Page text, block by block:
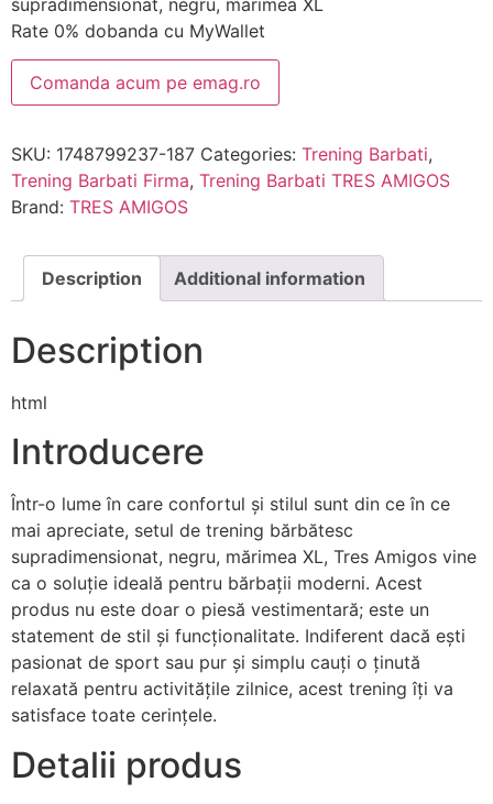
Rate 0% dobanda cu MyWallet
Comanda acum pe emag.ro
SKU: 1748799237-187 Categories: Trening Barbati,
Trening Barbati Firma, Trening Barbati TRES AMIGOS
Brand: TRES AMIGOS
Description Additional information
Description
html
Introducere
Într-o lume în care confortul și stilul sunt din ce în ce
mai apreciate, setul de trening bărbătesc
supradimensionat, negru, mărimea XL, Tres Amigos vine
ca o soluție ideală pentru bărbații moderni. Acest
produs nu este doar o piesă vestimentară; este un
statement de stil și funcționalitate. Indiferent dacă ești
pasionat de sport sau pur și simplu cauți o ținută
relaxată pentru activitățile zilnice, acest trening îți va
satisface toate cerințele.
Detalii produs